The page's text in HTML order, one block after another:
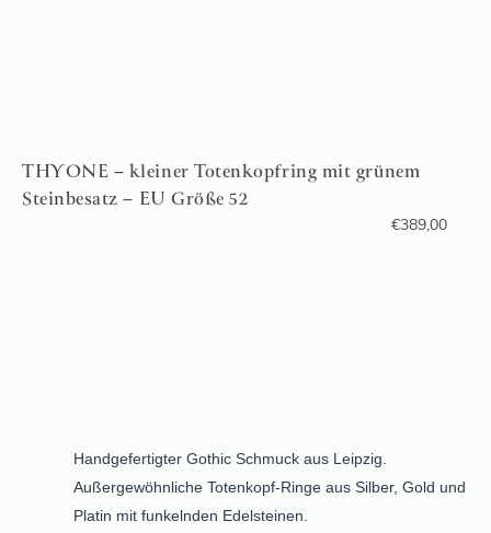
THYONE – kleiner Totenkopfring mit grünem
Steinbesatz – EU Größe 52
€389,00
Handgefertigter Gothic Schmuck aus Leipzig.
Außergewöhnliche Totenkopf-Ringe aus Silber, Gold und
Platin mit funkelnden Edelsteinen.